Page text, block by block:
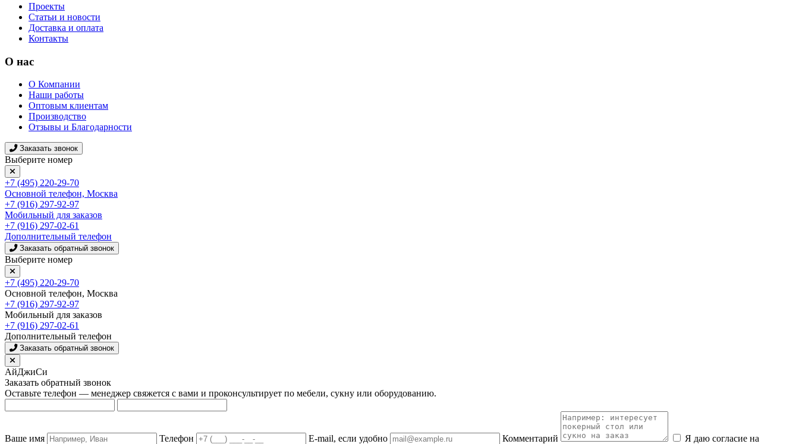
Проекты
Статьи и новости
Доставка и оплата
Контакты
О нас
О Компании
Наши работы
Оптовым клиентам
Производство
Отзывы и Благодарности
Заказать звонок
Выберите номер
+7 (495) 220-29-70
Основной телефон, Москва
+7 (916) 297-92-97
Мобильный для заказов
+7 (916) 297-02-61
Дополнительный телефон
Заказать обратный звонок
Выберите номер
+7 (495) 220-29-70
Основной телефон, Москва
+7 (916) 297-92-97
Мобильный для заказов
+7 (916) 297-02-61
Дополнительный телефон
Заказать обратный звонок
АйДжиСи
Заказать обратный звонок
Оставьте телефон — менеджер свяжется с вами и проконсультирует по мебели, сукну или оборудованию.
Ваше имя Телефон E-mail, если удобно Комментарий
Я даю согласие на